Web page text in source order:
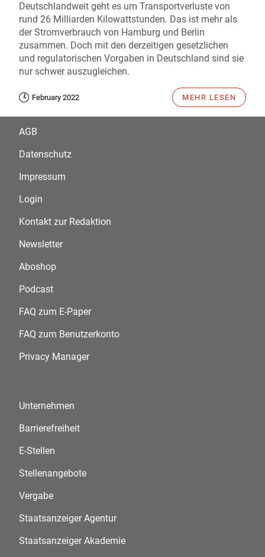
Deutschlandweit geht es um Transportverluste von
rund 26 Milliarden Kilowattstunden. Das ist mehr als
der Stromverbrauch von Hamburg und Berlin
zusammen. Doch mit den derzeitigen gesetzlichen
und regulatorischen Vorgaben in Deutschland sind sie
nur schwer auszugleichen.
February 2022 MEHR LESEN
AGB
Datenschutz
Impressum
Login
Kontakt zur Redaktion
Newsletter
Aboshop
Podcast
FAQ zum E-Paper
FAQ zum Benutzerkonto
Privacy Manager
Unternehmen
Barrierefreiheit
E-Stellen
Stellenangebote
Vergabe
Staatsanzeiger Agentur
Staatsanzeiger Akademie